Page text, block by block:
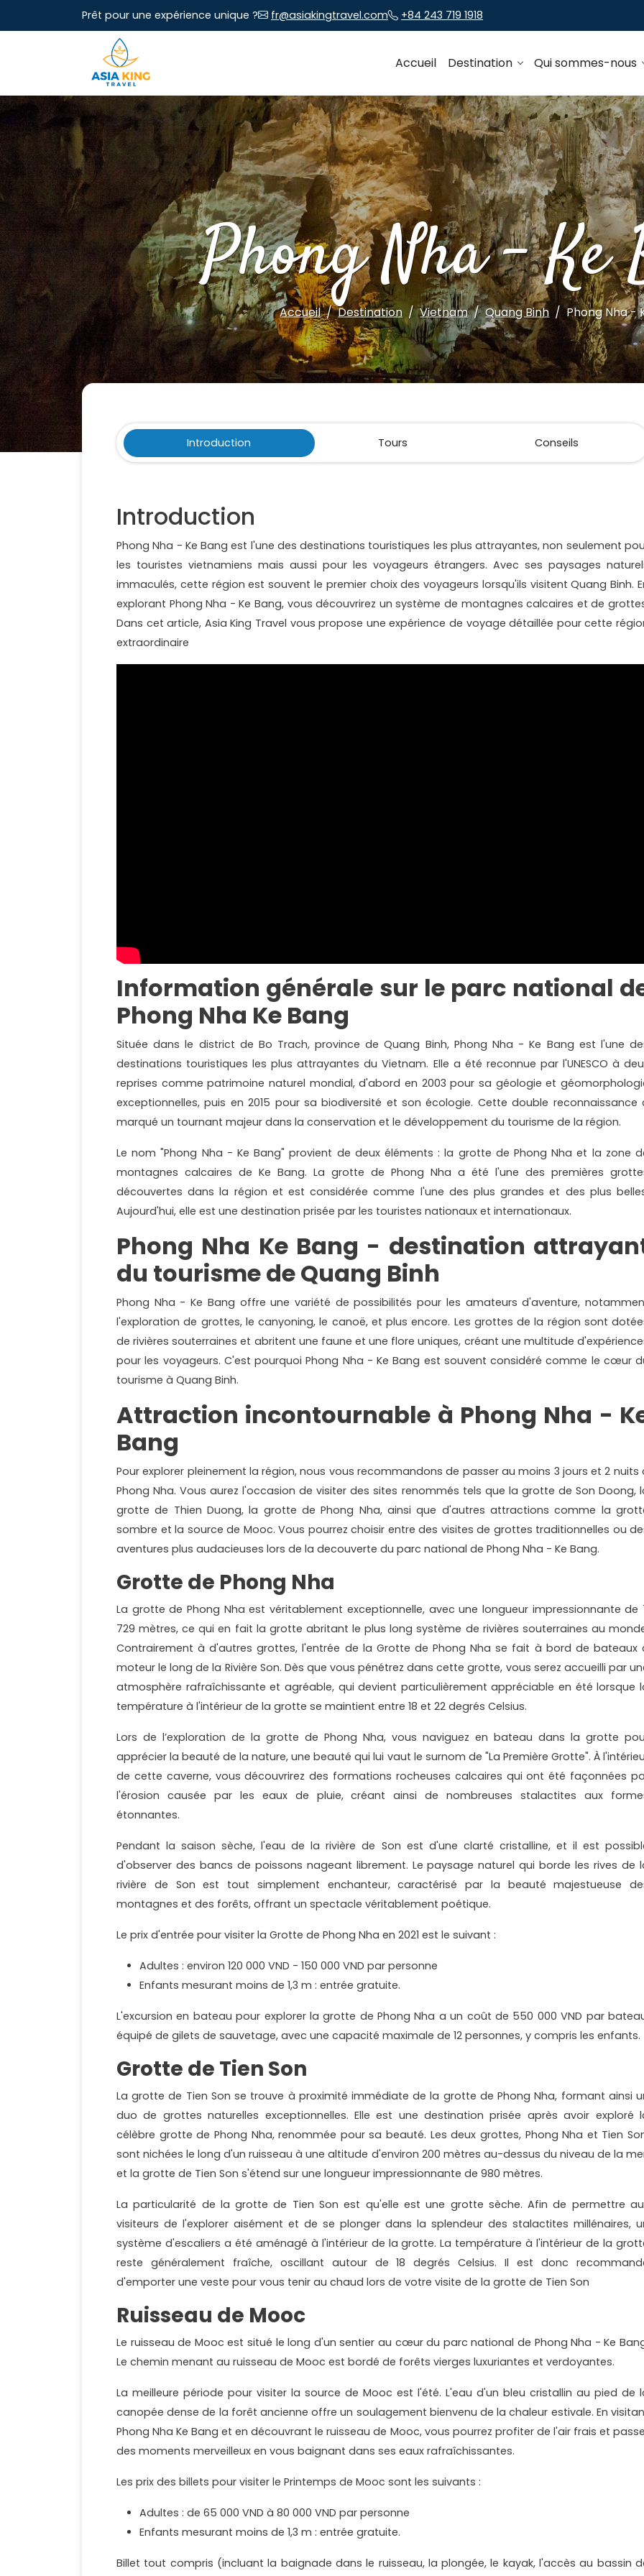
Prêt pour une expérience unique ? fr@asiakingtravel.com +84 243 719 1918
Accueil Destination Qui sommes-nous
Phong Nha - Ke
Accueil Destination Vietnam Quang Binh Phong Nha -
Introduction Tours Conseils
Introduction
Phong Nha - Ke Bang est l'une des destinations touristiques les plus attrayantes, non seulement
les touristes vietnamiens mais aussi pour les voyageurs étrangers. Avec ses paysages
immaculés, cette région est souvent le premier choix des voyageurs lorsqu'ils visitent Quang Binh.
explorant Phong Nha - Ke Bang, vous découvrirez un système de montagnes calcaires et de
Dans cet article, Asia King Travel vous propose une expérience de voyage détaillée pour cette
extraordinaire
Information générale sur le parc national
Phong Nha Ke Bang
Située dans le district de Bo Trach, province de Quang Binh, Phong Nha - Ke Bang est l'une
destinations touristiques les plus attrayantes du Vietnam. Elle a été reconnue par l'UNESCO à
reprises comme patrimoine naturel mondial, d'abord en 2003 pour sa géologie et
exceptionnelles, puis en 2015 pour sa biodiversité et son écologie. Cette double reconnaissance
marqué un tournant majeur dans la conservation et le développement du tourisme de la région.
Le nom "Phong Nha - Ke Bang" provient de deux éléments : la grotte de Phong Nha et la zone
montagnes calcaires de Ke Bang. La grotte de Phong Nha a été l'une des premières
découvertes dans la région et est considérée comme l'une des plus grandes et des plus
Aujourd'hui, elle est une destination prisée par les touristes nationaux et internationaux.
Phong Nha Ke Bang - destination
du tourisme de Quang Binh
Phong Nha - Ke Bang offre une variété de possibilités pour les amateurs d'aventure,
l'exploration de grottes, le canyoning, le canoë, et plus encore. Les grottes de la région sont
de rivières souterraines et abritent une faune et une flore uniques, créant une multitude
pour les voyageurs. C'est pourquoi Phong Nha - Ke Bang est souvent considéré comme le cœur
tourisme à Quang Binh.
Attraction incontournable à Phong Nha -
Bang
Pour explorer pleinement la région, nous vous recommandons de passer au moins 3 jours et 2 nuits
Phong Nha. Vous aurez l'occasion de visiter des sites renommés tels que la grotte de Son Doong,
grotte de Thien Duong, la grotte de Phong Nha, ainsi que d'autres attractions comme la
sombre et la source de Mooc. Vous pourrez choisir entre des visites de grottes traditionnelles ou
aventures plus audacieuses lors de la decouverte du parc national de Phong Nha - Ke Bang.
Grotte de Phong Nha
La grotte de Phong Nha est véritablement exceptionnelle, avec une longueur impressionnante de
729 mètres, ce qui en fait la grotte abritant le plus long système de rivières souterraines au
Contrairement à d'autres grottes, l'entrée de la Grotte de Phong Nha se fait à bord de bateaux
moteur le long de la Rivière Son. Dès que vous pénétrez dans cette grotte, vous serez accueilli par
atmosphère rafraîchissante et agréable, qui devient particulièrement appréciable en été lorsque
température à l'intérieur de la grotte se maintient entre 18 et 22 degrés Celsius.
Lors de l’exploration de la grotte de Phong Nha, vous naviguez en bateau dans la grotte
apprécier la beauté de la nature, une beauté qui lui vaut le surnom de "La Première Grotte". À
de cette caverne, vous découvrirez des formations rocheuses calcaires qui ont été façonnées
l'érosion causée par les eaux de pluie, créant ainsi de nombreuses stalactites aux
étonnantes.
Pendant la saison sèche, l'eau de la rivière de Son est d'une clarté cristalline, et il est
d'observer des bancs de poissons nageant librement. Le paysage naturel qui borde les rives de
rivière de Son est tout simplement enchanteur, caractérisé par la beauté majestueuse
montagnes et des forêts, offrant un spectacle véritablement poétique.
Le prix d'entrée pour visiter la Grotte de Phong Nha en 2021 est le suivant :
Adultes : environ 120 000 VND - 150 000 VND par personne
Enfants mesurant moins de 1,3 m : entrée gratuite.
L'excursion en bateau pour explorer la grotte de Phong Nha a un coût de 550 000 VND par
équipé de gilets de sauvetage, avec une capacité maximale de 12 personnes, y compris les enfants.
Grotte de Tien Son
La grotte de Tien Son se trouve à proximité immédiate de la grotte de Phong Nha, formant ainsi
duo de grottes naturelles exceptionnelles. Elle est une destination prisée après avoir exploré
célèbre grotte de Phong Nha, renommée pour sa beauté. Les deux grottes, Phong Nha et Tien
sont nichées le long d'un ruisseau à une altitude d'environ 200 mètres au-dessus du niveau de la
et la grotte de Tien Son s'étend sur une longueur impressionnante de 980 mètres.
La particularité de la grotte de Tien Son est qu'elle est une grotte sèche. Afin de permettre
visiteurs de l'explorer aisément et de se plonger dans la splendeur des stalactites millénaires,
système d'escaliers a été aménagé à l'intérieur de la grotte. La température à l'intérieur de la
reste généralement fraîche, oscillant autour de 18 degrés Celsius. Il est donc
d'emporter une veste pour vous tenir au chaud lors de votre visite de la grotte de Tien Son
Ruisseau de Mooc
Le ruisseau de Mooc est situé le long d'un sentier au cœur du parc national de Phong Nha - Ke
Le chemin menant au ruisseau de Mooc est bordé de forêts vierges luxuriantes et verdoyantes.
La meilleure période pour visiter la source de Mooc est l'été. L'eau d'un bleu cristallin au pied de
canopée dense de la forêt ancienne offre un soulagement bienvenu de la chaleur estivale. En
Phong Nha Ke Bang et en découvrant le ruisseau de Mooc, vous pourrez profiter de l'air frais et
des moments merveilleux en vous baignant dans ses eaux rafraîchissantes.
Les prix des billets pour visiter le Printemps de Mooc sont les suivants :
Adultes : de 65 000 VND à 80 000 VND par personne
Enfants mesurant moins de 1,3 m : entrée gratuite.
Billet tout compris (incluant la baignade dans le ruisseau, la plongée, le kayak, l'accès au bassin